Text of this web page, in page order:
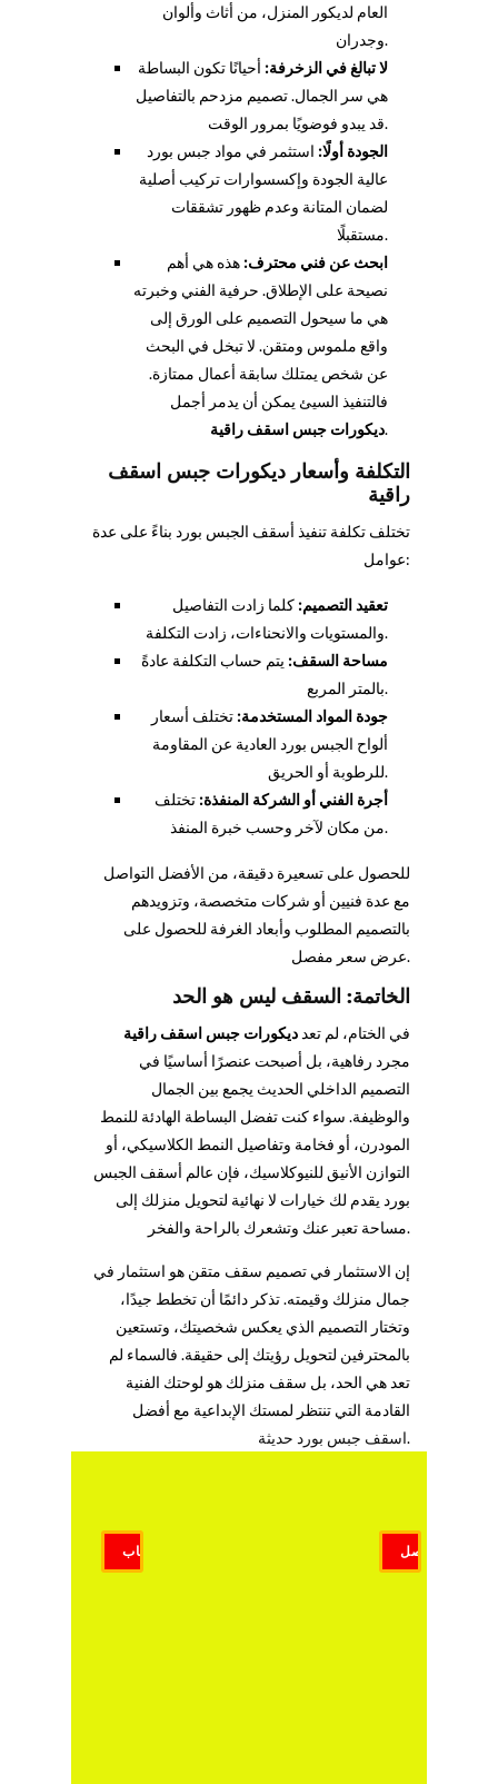
العام لديكور المنزل، من أثاث وألوان
وجدران.
لا تبالغ في الزخرفة: أحيانًا تكون البساطة
هي سر الجمال. تصميم مزدحم بالتفاصيل
قد يبدو فوضويًا بمرور الوقت.
الجودة أولًا: استثمر في مواد جبس بورد
عالية الجودة وإكسسوارات تركيب أصلية
لضمان المتانة وعدم ظهور تشققات
مستقبلًا.
ابحث عن فني محترف: هذه هي أهم
نصيحة على الإطلاق. حرفية الفني وخبرته
هي ما سيحول التصميم على الورق إلى
واقع ملموس ومتقن. لا تبخل في البحث
عن شخص يمتلك سابقة أعمال ممتازة.
فالتنفيذ السيئ يمكن أن يدمر أجمل
ديكورات جبس اسقف راقية.
التكلفة وأسعار ديكورات جبس اسقف
راقية
تختلف تكلفة تنفيذ أسقف الجبس بورد بناءً على عدة
عوامل:
تعقيد التصميم: كلما زادت التفاصيل
والمستويات والانحناءات، زادت التكلفة.
مساحة السقف: يتم حساب التكلفة عادةً
بالمتر المربع.
جودة المواد المستخدمة: تختلف أسعار
ألواح الجبس بورد العادية عن المقاومة
للرطوبة أو الحريق.
أجرة الفني أو الشركة المنفذة: تختلف
من مكان لآخر وحسب خبرة المنفذ.
للحصول على تسعيرة دقيقة، من الأفضل التواصل
مع عدة فنيين أو شركات متخصصة، وتزويدهم
بالتصميم المطلوب وأبعاد الغرفة للحصول على
عرض سعر مفصل.
الخاتمة: السقف ليس هو الحد
في الختام، لم تعد ديكورات جبس اسقف راقية
مجرد رفاهية، بل أصبحت عنصرًا أساسيًا في
التصميم الداخلي الحديث يجمع بين الجمال
والوظيفة. سواء كنت تفضل البساطة الهادئة للنمط
المودرن، أو فخامة وتفاصيل النمط الكلاسيكي، أو
التوازن الأنيق للنيوكلاسيك، فإن عالم أسقف الجبس
بورد يقدم لك خيارات لا نهائية لتحويل منزلك إلى
مساحة تعبر عنك وتشعرك بالراحة والفخر.
إن الاستثمار في تصميم سقف متقن هو استثمار في
جمال منزلك وقيمته. تذكر دائمًا أن تخطط جيدًا،
وتختار التصميم الذي يعكس شخصيتك، وتستعين
بالمحترفين لتحويل رؤيتك إلى حقيقة. فالسماء لم
تعد هي الحد، بل سقف منزلك هو لوحتك الفنية
القادمة التي تنتظر لمستك الإبداعية مع أفضل
اسقف جبس بورد حديثة.
واتساب اتصل